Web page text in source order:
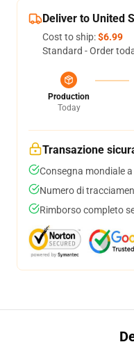
Deliver to United
Cost to ship:$6.99
Standard - Order
Production
Today
Transazione
Consegna mondiale
Numero di
Rimborso completo